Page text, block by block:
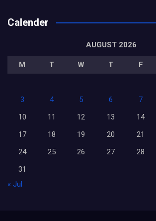
Calender
AUGUST 2026
M T W T F
3
4 5 6 7
10
11 12 13 14
17
18 19 20 21
24
25 26 27 28
31
« Jul